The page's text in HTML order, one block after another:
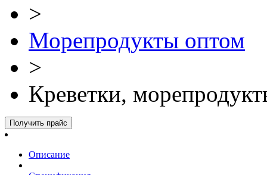
>
Морепродукты оптом
>
Креветки,
Получить прайс
Описание